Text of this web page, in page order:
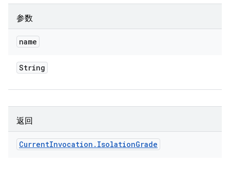
参数
name
String
返回
CurrentInvocation . IsolationGrade